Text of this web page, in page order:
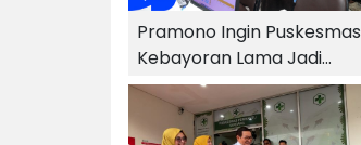
Pramono Ingin Puskesmas
Kebayoran Lama Jadi
Percontohan Layanan
Kesehatan